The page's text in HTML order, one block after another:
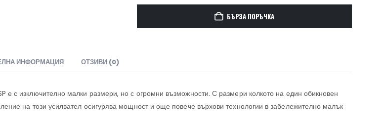
БЪРЗА ПОРЪЧКА
ИНФОРМАЦИЯ ОТЗИВИ (0)
е с изключително малки размери, но с огромни възможности. С размери колкото на един обикновен
на този усилвател осигурява мощност и още повече върхови технологии в забележително малък